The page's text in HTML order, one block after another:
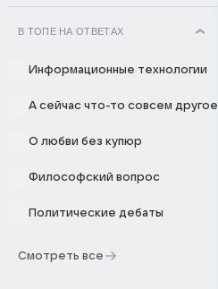
В ТОПЕ НА ОТВЕТАХ
Информационные технологии
А сейчас что-то совсем другое
О любви без купюр
Философский вопрос
Политические дебаты
Смотреть все